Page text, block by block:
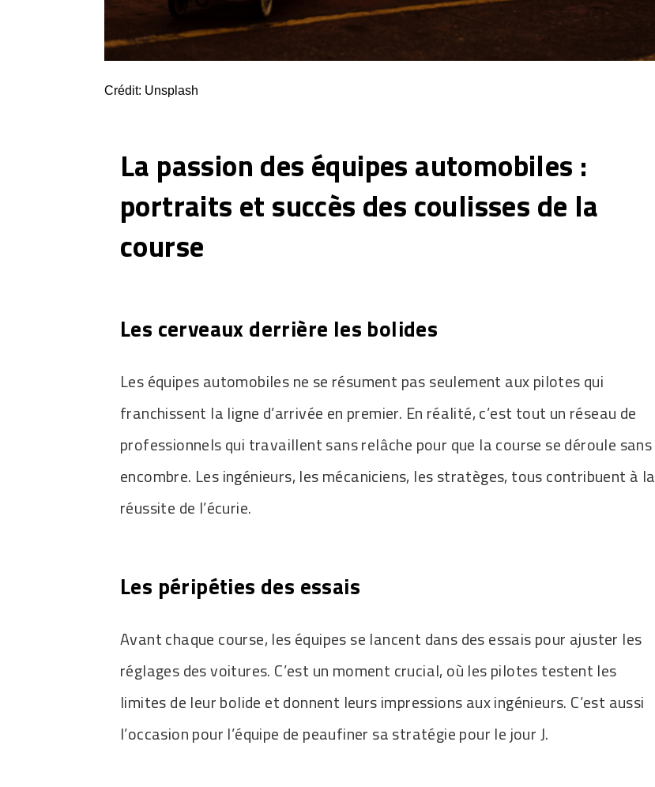
Crédit: Unsplash
La passion des équipes automobiles :
portraits et succès des coulisses de la
course
Les cerveaux derrière les bolides
Les équipes automobiles ne se résument pas seulement aux pilotes qui
franchissent la ligne d’arrivée en premier. En réalité, c’est tout un réseau de
professionnels qui travaillent sans relâche pour que la course se déroule sans
encombre. Les ingénieurs, les mécaniciens, les stratèges, tous contribuent à la
réussite de l’écurie.
Les péripéties des essais
Avant chaque course, les équipes se lancent dans des essais pour ajuster les
réglages des voitures. C’est un moment crucial, où les pilotes testent les
limites de leur bolide et donnent leurs impressions aux ingénieurs. C’est aussi
l’occasion pour l’équipe de peaufiner sa stratégie pour le jour J.